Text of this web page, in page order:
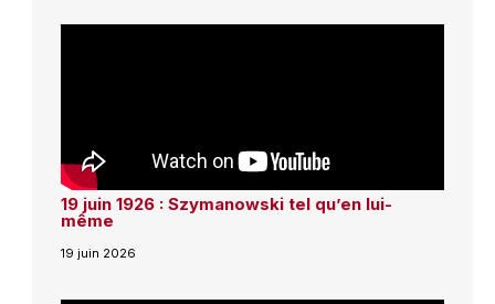
19 juin 1926 : Szymanowski tel qu’en lui-
même
19 juin 2026